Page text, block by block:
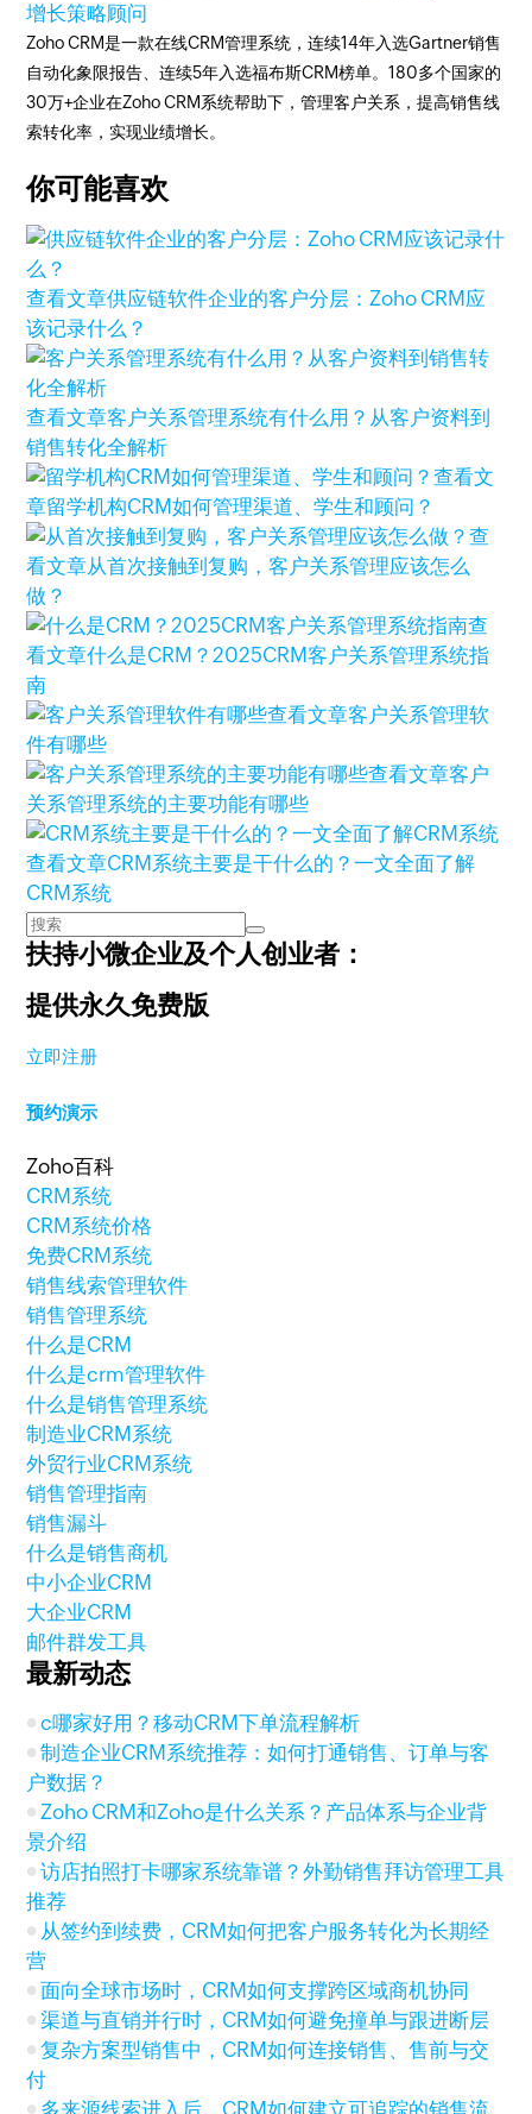
增长策略顾问
Zoho CRM是一款在线CRM管理系统，连续14年入选Gartner销售
自动化象限报告、连续5年入选福布斯CRM榜单。180多个国家的
30万+企业在Zoho CRM系统帮助下，管理客户关系，提高销售线
索转化率，实现业绩增长。
你可能喜欢
查看文章供应链软件企业的客户分层：Zoho CRM应
该记录什么？
查看文章客户关系管理系统有什么用？从客户资料到
销售转化全解析
查看文
章留学机构CRM如何管理渠道、学生和顾问？
查
看文章从首次接触到复购，客户关系管理应该怎么
做？
查
看文章什么是CRM？2025CRM客户关系管理系统指
南
查看文章客户关系管理软
件有哪些
查看文章客户
关系管理系统的主要功能有哪些
查看文章CRM系统主要是干什么的？一文全面了解
CRM系统
扶持小微企业及个人创业者：
提供永久免费版
立即注册
预约演示
Zoho百科
CRM系统
CRM系统价格
免费CRM系统
销售线索管理软件
销售管理系统
什么是CRM
什么是crm管理软件
什么是销售管理系统
制造业CRM系统
外贸行业CRM系统
销售管理指南
销售漏斗
什么是销售商机
中小企业CRM
大企业CRM
邮件群发工具
最新动态
c哪家好用？移动CRM下单流程解析
制造企业CRM系统推荐：如何打通销售、订单与客
户数据？
Zoho CRM和Zoho是什么关系？产品体系与企业背
景介绍
访店拍照打卡哪家系统靠谱？外勤销售拜访管理工具
推荐
从签约到续费，CRM如何把客户服务转化为长期经
营
面向全球市场时，CRM如何支撑跨区域商机协同
渠道与直销并行时，CRM如何避免撞单与跟进断层
复杂方案型销售中，CRM如何连接销售、售前与交
付
多来源线索进入后，CRM如何建立可追踪的销售流